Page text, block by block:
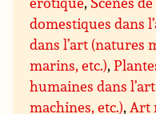
domestiques dans
dans l’art (natures
marins, etc.),
humaines dans
machines, etc.),Art